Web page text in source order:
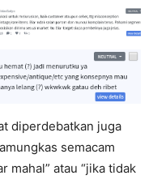
diperdebatkan juga
semacam
mahal” atau “jika tidak